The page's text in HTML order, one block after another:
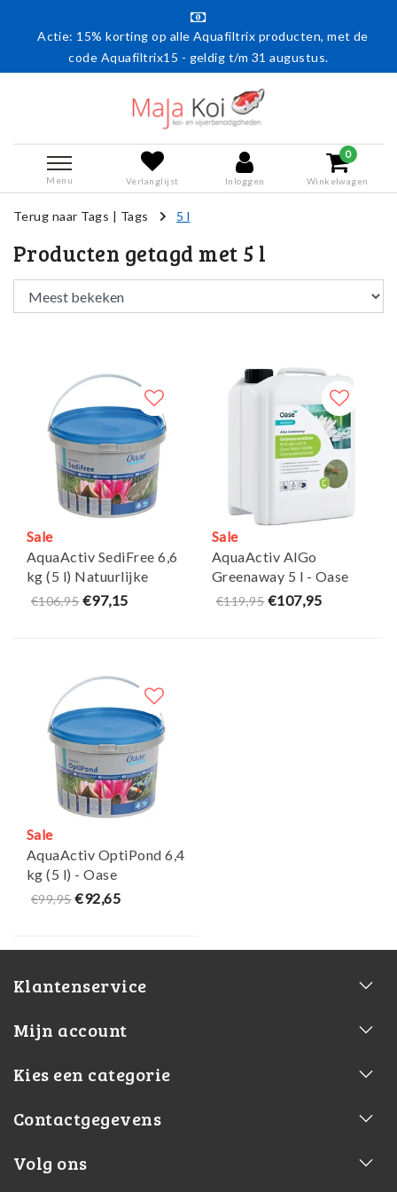
Actie: 15% korting op alle Aquafiltrix producten, met de
code Aquafiltrix15 - geldig t/m 31 augustus.
Menu Verlanglijst Inloggen
0
Winkelwagen
Terug naar Tags | Tags 5 l
Producten getagd met 5 l
Sale
AquaActiv SediFree 6,6
kg (5 l) Natuurlijke
Slibverwijdering - Oase
€106,95 €97,15
Sale
AquaActiv AlGo
Greenaway 5 l - Oase
€119,95 €107,95
Sale
AquaActiv OptiPond 6,4
kg (5 l) - Oase
€99,95 €92,65
Klantenservice
Mijn account
Kies een categorie
Contactgegevens
Volg ons